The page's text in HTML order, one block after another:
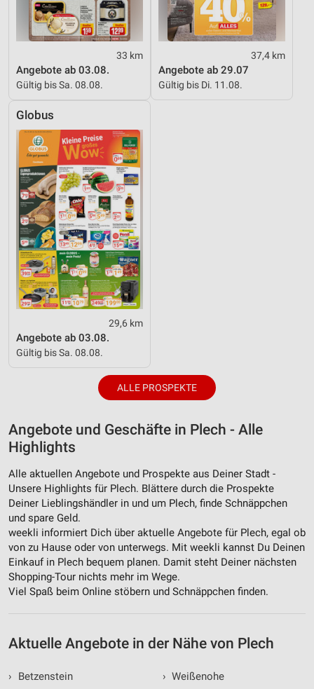
33 km
Angebote ab 03.08.
Gültig bis Sa. 08.08.
37,4 km
Angebote ab 29.07
Gültig bis Di. 11.08.
Globus
29,6 km
Angebote ab 03.08.
Gültig bis Sa. 08.08.
ALLE PROSPEKTE
Angebote und Geschäfte in Plech - Alle
Highlights
Alle aktuellen Angebote und Prospekte aus Deiner Stadt -
Unsere Highlights für Plech. Blättere durch die Prospekte
Deiner Lieblingshändler in und um Plech, finde Schnäppchen
und spare Geld.
weekli informiert Dich über aktuelle Angebote für Plech, egal ob
von zu Hause oder von unterwegs. Mit weekli kannst Du Deinen
Einkauf in Plech bequem planen. Damit steht Deiner nächsten
Shopping-Tour nichts mehr im Wege.
Viel Spaß beim Online stöbern und Schnäppchen finden.
Aktuelle Angebote in der Nähe von Plech
›
Betzenstein
› Weißenohe
Funktional